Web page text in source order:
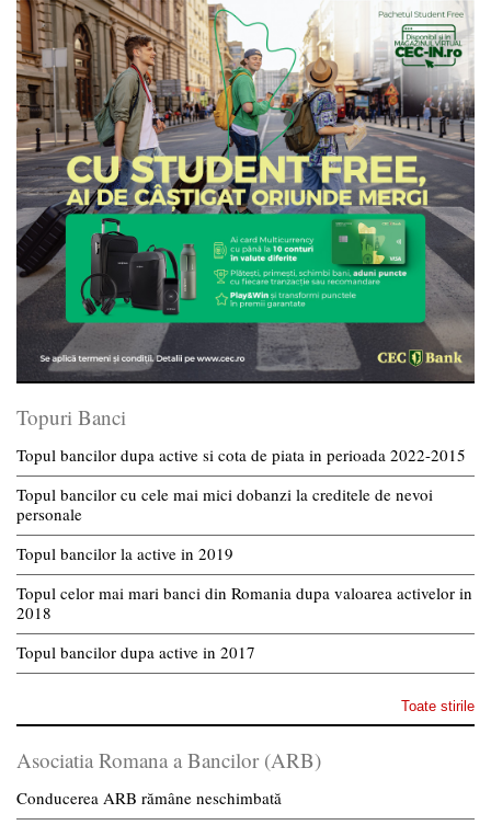
Topuri Banci
Topul bancilor dupa active si cota de piata in perioada 2022-2015
Topul bancilor cu cele mai mici dobanzi la creditele de nevoi
personale
Topul bancilor la active in 2019
Topul celor mai mari banci din Romania dupa valoarea activelor in
2018
Topul bancilor dupa active in 2017
Toate stirile
Asociatia Romana a Bancilor (ARB)
Conducerea ARB rămâne neschimbată